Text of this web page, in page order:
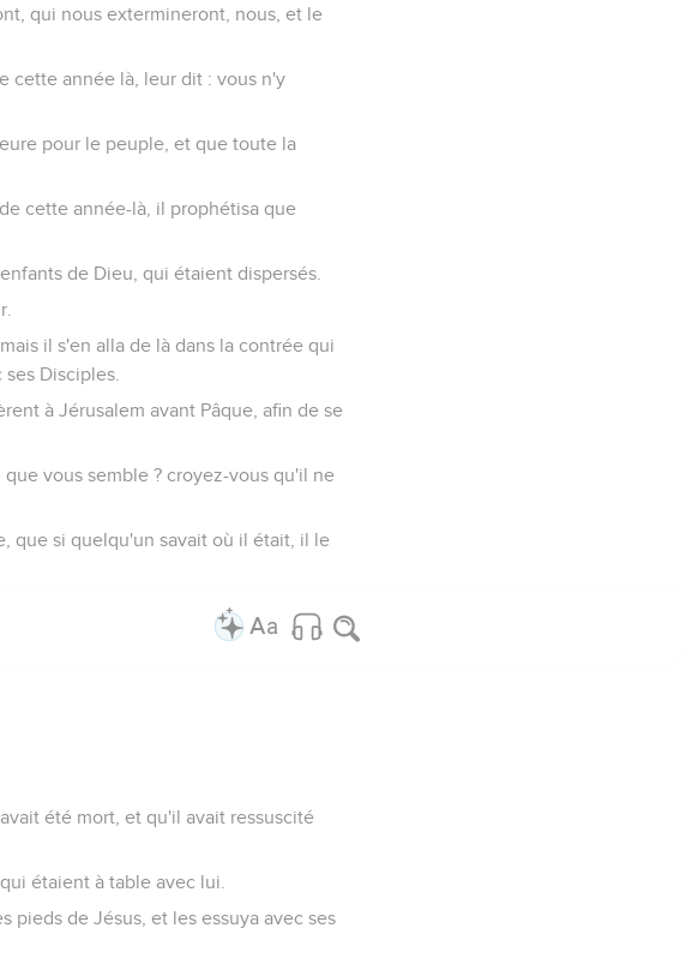
qui nous extermineront, nous, et le
cette année là, leur dit : vous n'y
pour le peuple, et que toute la
cette année-là, il prophétisa que
de Dieu, qui étaient dispersés.
il s'en alla de là dans la contrée qui
Disciples.
à Jérusalem avant Pâque, afin de se
vous semble ? croyez-vous qu'il ne
que si quelqu'un savait où il était, il le
été mort, et qu'il avait ressuscité
étaient à table avec lui.
pieds de Jésus, et les essuya avec ses